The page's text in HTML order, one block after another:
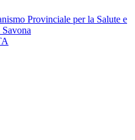
Provinciale per la Salute e